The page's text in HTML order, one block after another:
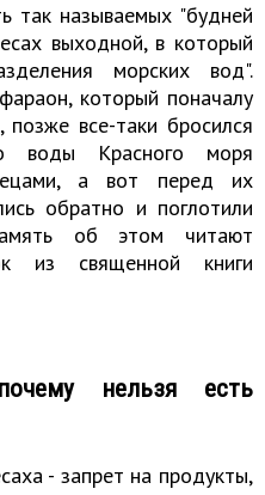
так называемых "будней
выходной, в который
морских вод".
который поначалу
позже все-таки бросился
Красного моря
а вот перед их
обратно и поглотили
об этом читают
из священной книги
нельзя есть
- запрет на продукты,